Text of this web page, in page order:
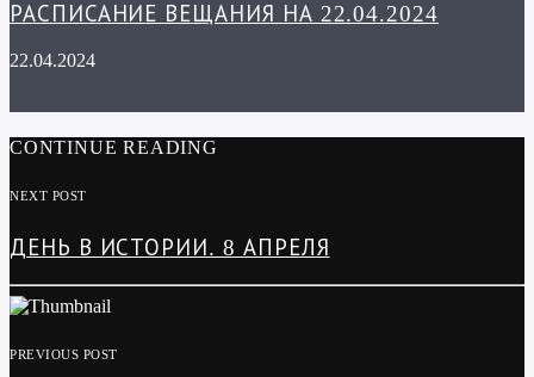
РАСПИСАНИЕ ВЕЩАНИЯ НА 22.04.2024
22.04.2024
CONTINUE READING
NEXT POST
ДЕНЬ В ИСТОРИИ. 8 АПРЕЛЯ
PREVIOUS POST